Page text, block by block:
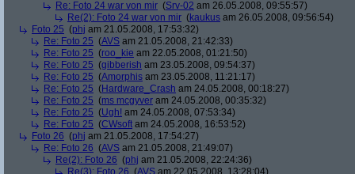
Re: Foto 24 war von mir (Srv-02 am 26.05.2008, 09:55:57)
Re(2): Foto 24 war von mir (kaukus am 26.05.2008, 09:56:54)
Foto 25 (phj am 21.05.2008, 17:53:32)
Re: Foto 25 (AVS am 21.05.2008, 21:42:33)
Re: Foto 25 (roo_kie am 22.05.2008, 01:21:50)
Re: Foto 25 (gibberish am 23.05.2008, 09:54:37)
Re: Foto 25 (Amorphis am 23.05.2008, 11:21:17)
Re: Foto 25 (Hardware_Crash am 24.05.2008, 00:18:27)
Re: Foto 25 (ms mcgyver am 24.05.2008, 00:35:32)
Re: Foto 25 (Ugh! am 24.05.2008, 07:53:34)
Re: Foto 25 (CWsoft am 24.05.2008, 16:53:52)
Foto 26 (phj am 21.05.2008, 17:54:27)
Re: Foto 26 (AVS am 21.05.2008, 21:49:07)
Re(2): Foto 26 (phj am 21.05.2008, 22:24:36)
Re(3): Foto 26 (AVS am 22.05.2008, 13:28:04)